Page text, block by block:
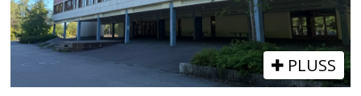
PLUSS